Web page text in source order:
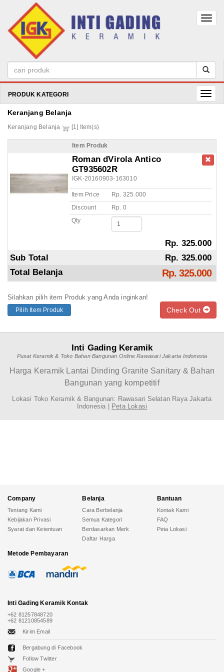
PRODUK KATEGORI
Keranjang Belanja
Keranjang Belanja [1] Item(s)
Item Produk
Roman dVirola Antico
GT935602R
IGK-20160903-163010
Item Price
Rp. 325.000
Discount
Rp. 0
Qty
Rp. 325.000
Rp. 325.000
Sub Total
Rp. 325.000
Total Belanja
Silahkan pilih item Produk yang Anda inginkan!
Pilih Item Produk Check Out
Inti Gading Keramik
Pusat Keramik & Toko Bahan Bangunan Online Rawasari Jakarta Indonesia
Harga Keramik Lantai Dinding Granite Sanitary & Bahan
Bangunan yang kompetitif
Lokasi Toko Keramik & Bangunan: Rawasari Selatan Raya Jakarta
Indonesia |
Peta Lokasi
Company
Tentang Kami
Kebijakan Privasi
Syarat dan Ketentuan
Belanja
Cara Berbelanja
Semua Kategori
Berdasarkan Merk
Daftar Harga
Bantuan
Kontak Kami
FAQ
Peta Lokasi
Metode Pembayaran
Inti Gading Keramik Kontak
+62 81257848720
+62 81210854589
Kirim Email
Bergabung di Facebook
Follow Twitter
Google +